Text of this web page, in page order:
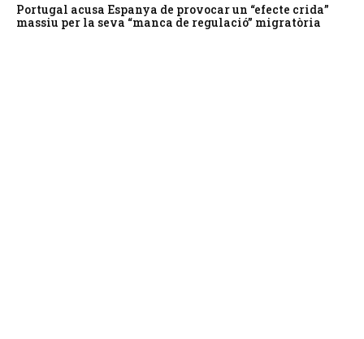
Portugal acusa Espanya de provocar un “efecte crida”
massiu per la seva “manca de regulació” migratòria